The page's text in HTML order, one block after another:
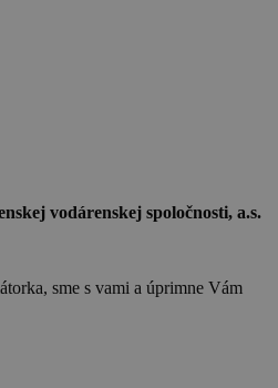
vodárenskej spoločnosti, a.s.
sme s vami a úprimne Vám